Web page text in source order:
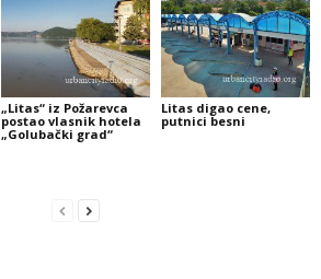
„Litas“ iz Požarevca
postao vlasnik hotela
„Golubački grad“
Litas digao cene,
putnici besni